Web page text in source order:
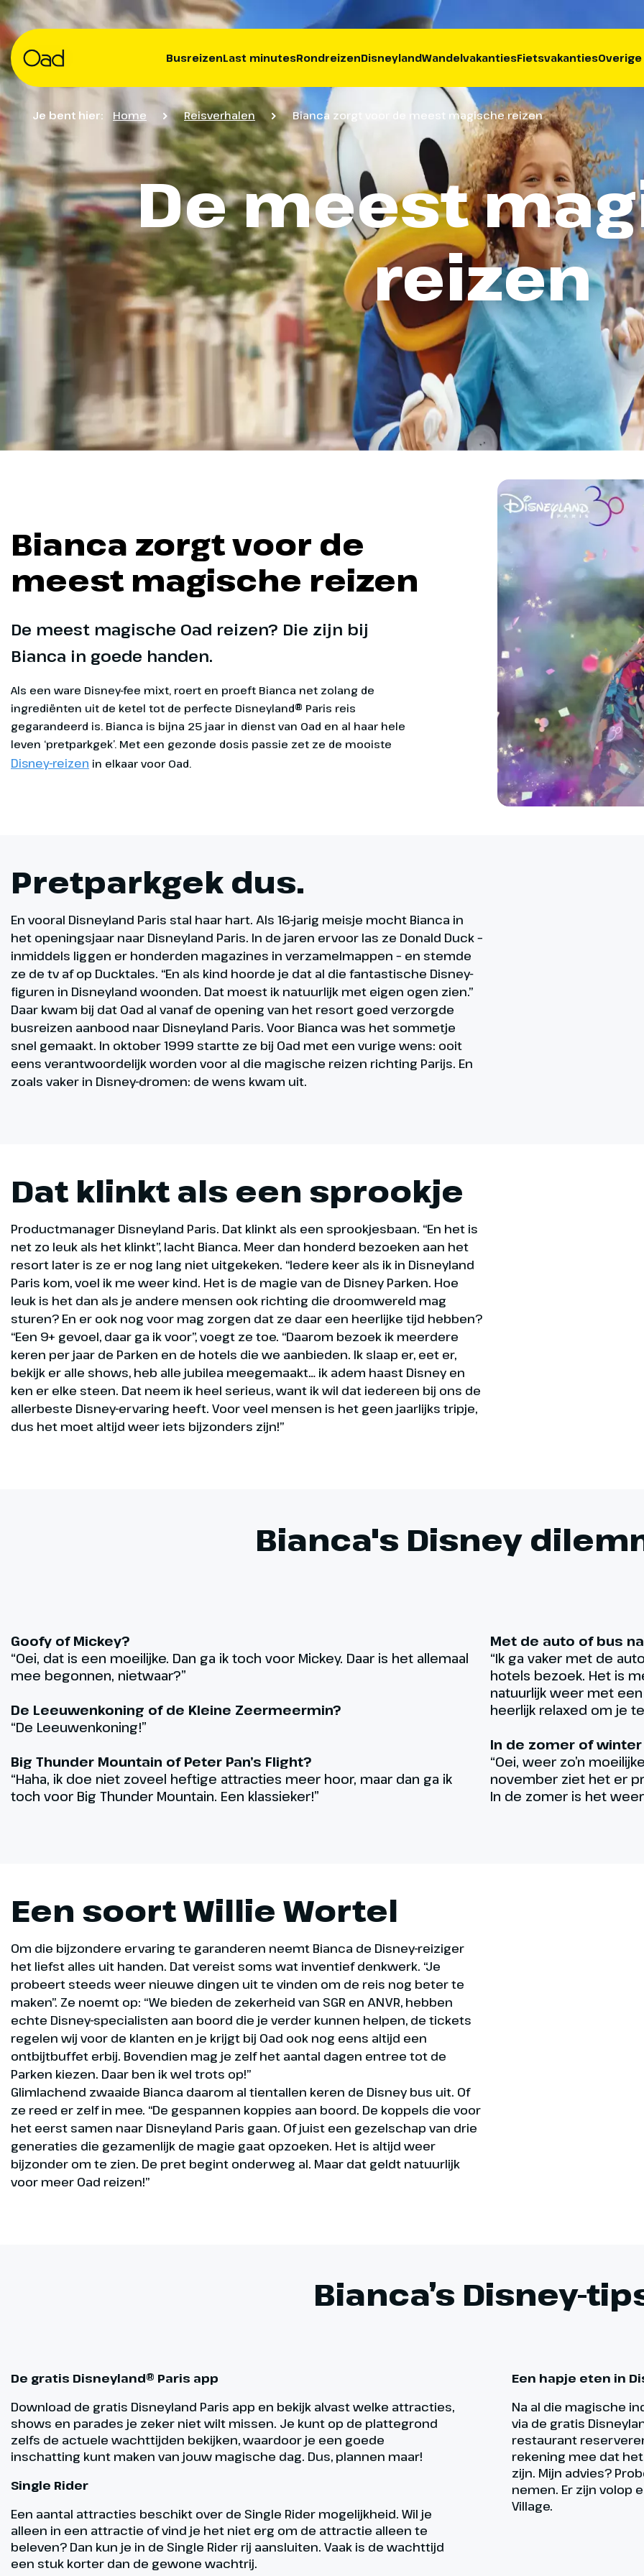
BusreizenLast minutesRondreizenDisneylandWandelvakantiesFietsvakanties
De meest
reizen
Je bent hier: Home Reisverhalen Bianca zorgt voor de meest magische reizen
Bianca zorgt voor de
meest magische reizen
De meest magische Oad reizen? Die zijn bij
Bianca in goede handen.
Als een ware Disney-fee mixt, roert en proeft Bianca net zolang de
ingrediënten uit de ketel tot de perfecte Disneyland® Paris reis
gegarandeerd is. Bianca is bijna 25 jaar in dienst van Oad en al haar hele
leven ‘pretparkgek’. Met een gezonde dosis passie zet ze de mooiste
Disney-reizen in elkaar voor Oad.
Pretparkgek dus.
En vooral Disneyland Paris stal haar hart. Als 16-jarig meisje mocht Bianca in
het openingsjaar naar Disneyland Paris. In de jaren ervoor las ze Donald Duck –
inmiddels liggen er honderden magazines in verzamelmappen – en stemde
ze de tv af op Ducktales. “En als kind hoorde je dat al die fantastische Disney-
figuren in Disneyland woonden. Dat moest ik natuurlijk met eigen ogen zien.”
Daar kwam bij dat Oad al vanaf de opening van het resort goed verzorgde
busreizen aanbood naar Disneyland Paris. Voor Bianca was het sommetje
snel gemaakt. In oktober 1999 startte ze bij Oad met een vurige wens: ooit
eens verantwoordelijk worden voor al die magische reizen richting Parijs. En
zoals vaker in Disney-dromen: de wens kwam uit.
Dat klinkt als een sprookje
Productmanager Disneyland Paris. Dat klinkt als een sprookjesbaan. “En het is
net zo leuk als het klinkt”, lacht Bianca. Meer dan honderd bezoeken aan het
resort later is ze er nog lang niet uitgekeken. “Iedere keer als ik in Disneyland
Paris kom, voel ik me weer kind. Het is de magie van de Disney Parken. Hoe
leuk is het dan als je andere mensen ook richting die droomwereld mag
sturen? En er ook nog voor mag zorgen dat ze daar een heerlijke tijd hebben?
“Een 9+ gevoel, daar ga ik voor”, voegt ze toe. “Daarom bezoek ik meerdere
keren per jaar de Parken en de hotels die we aanbieden. Ik slaap er, eet er,
bekijk er alle shows, heb alle jubilea meegemaakt… ik adem haast Disney en
ken er elke steen. Dat neem ik heel serieus, want ik wil dat iedereen bij ons de
allerbeste Disney-ervaring heeft. Voor veel mensen is het geen jaarlijks tripje,
dus het moet altijd weer iets bijzonders zijn!”
Bianca's Disney
Goofy of Mickey?
“Oei, dat is een moeilijke. Dan ga ik toch voor Mickey. Daar is het allemaal
mee begonnen, nietwaar?”
De Leeuwenkoning of de Kleine Zeermeermin?
“De Leeuwenkoning!”
Big Thunder Mountain of Peter Pan’s Flight?
“Haha, ik doe niet zoveel heftige attracties meer hoor, maar dan ga ik
toch voor Big Thunder Mountain. Een klassieker!”
Met de auto of bus
“Ik ga vaker met de
hotels bezoek. Het is
natuurlijk weer met
heerlijk relaxed om je
In de zomer of winter
“Oei, weer zo’n
november ziet het er
In de zomer is het
Een soort Willie Wortel
Om die bijzondere ervaring te garanderen neemt Bianca de Disney-reiziger
het liefst alles uit handen. Dat vereist soms wat inventief denkwerk. “Je
probeert steeds weer nieuwe dingen uit te vinden om de reis nog beter te
maken”. Ze noemt op: “We bieden de zekerheid van SGR en ANVR, hebben
echte Disney-specialisten aan boord die je verder kunnen helpen, de tickets
regelen wij voor de klanten en je krijgt bij Oad ook nog eens altijd een
ontbijtbuffet erbij. Bovendien mag je zelf het aantal dagen entree tot de
Parken kiezen. Daar ben ik wel trots op!”
Glimlachend zwaaide Bianca daarom al tientallen keren de Disney bus uit. Of
ze reed er zelf in mee. “De gespannen koppies aan boord. De koppels die voor
het eerst samen naar Disneyland Paris gaan. Of juist een gezelschap van drie
generaties die gezamenlijk de magie gaat opzoeken. Het is altijd weer
bijzonder om te zien. De pret begint onderweg al. Maar dat geldt natuurlijk
voor meer Oad reizen!”
Bianca’s Disney-
De gratis Disneyland® Paris app
Download de gratis Disneyland Paris app en bekijk alvast welke attracties,
shows en parades je zeker niet wilt missen. Je kunt op de plattegrond
zelfs de actuele wachttijden bekijken, waardoor je een goede
inschatting kunt maken van jouw magische dag. Dus, plannen maar!
Single Rider
Een aantal attracties beschikt over de Single Rider mogelijkheid. Wil je
alleen in een attractie of vind je het niet erg om de attractie alleen te
beleven? Dan kun je in de Single Rider rij aansluiten. Vaak is de wachttijd
een stuk korter dan de gewone wachtrij.
Een hapje eten in
Na al die magische
via de gratis
restaurant
rekening mee dat
zijn. Mijn advies?
nemen. Er zijn volop
Village.